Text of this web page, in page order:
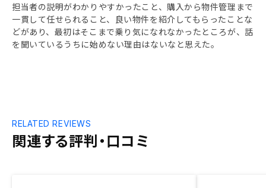
担当者の説明がわかりやすかったこと、購入から物件管理まで
一貫して任せられること、良い物件を紹介してもらったことな
どがあり、最初はそこまで乗り気になれなかったところが、話
を聞いているうちに始めない理由はないなと思えた。
関連する評判・口コミ
RELATED REVIEWS